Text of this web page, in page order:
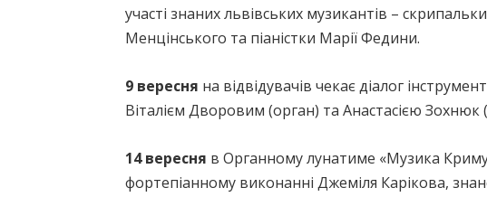
участі знаних львівських музикантів –
Менцінського та піаністки Марії Федини.
9 вересня на відвідувачів чекає діалог
Віталієм Дворовим (орган) та Анастасією Зохнюк
14 вересня в Органному лунатиме «Музика
фортепіанному виконанні Джеміля Карікова,